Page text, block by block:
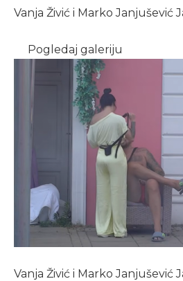
Vanja Živić i Marko Janjušević
Pogledaj galeriju
Vanja Živić i Marko Janjušević